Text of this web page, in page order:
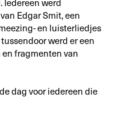
Edgar Smit, een
en luisterliedjes
werd er een
fragmenten van
dag voor iedereen die